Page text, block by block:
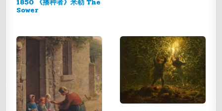
1850 《播种者》米勒 The
Sower